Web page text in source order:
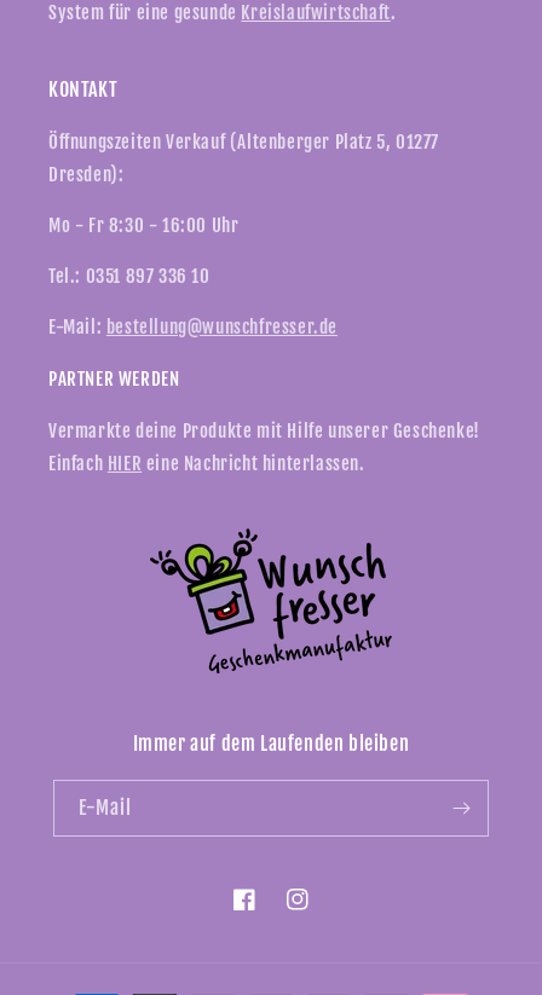
System für eine gesunde Kreislaufwirtschaft.
KONTAKT
Öffnungszeiten Verkauf (Altenberger Platz 5, 01277
Dresden):
Mo - Fr 8:30 - 16:00 Uhr
Tel.: 0351 897 336 10
E-Mail: bestellung@wunschfresser.de
PARTNER WERDEN
Vermarkte deine Produkte mit Hilfe unserer Geschenke!
Einfach HIER eine Nachricht hinterlassen.
Immer auf dem Laufenden bleiben
E-Mail
FacebookInstagram